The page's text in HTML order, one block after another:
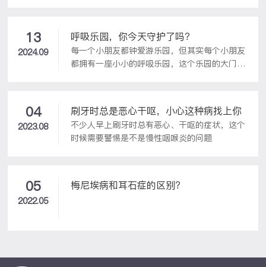
外，鼻不通气、烟酒刺激也容易引起鼻咽部水肿
导致中耳炎。扁桃体、腺样体肥大、咽鼓管功...
13
2024.09
呼吸乐园，你今天守护了吗？
每一个小朋友都钟爱游乐园，但其实每个小朋友
都拥有一座小小的呼吸乐园，这个乐园的大门就
04
2023.08
刷牙时总是恶心干呕，小心这种病找上你
不少人早上刷牙时总有恶心、干呕的症状，这个
时候需要警惕是不是慢性咽喉炎的问题
05
2022.05
梅尼埃病和耳石症的区别？